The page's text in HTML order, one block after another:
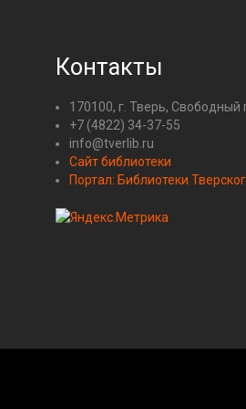
Контакты
170100, г. Тверь, Свободный
+7 (4822) 34-37-55
info@tverlib.ru
Сайт библиотеки
Портал: Библиотеки